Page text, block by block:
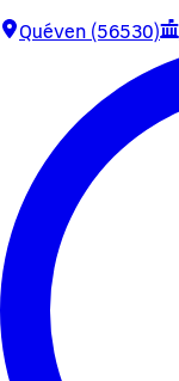
Quéven (56530)